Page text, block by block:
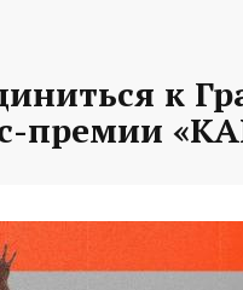
к
премии